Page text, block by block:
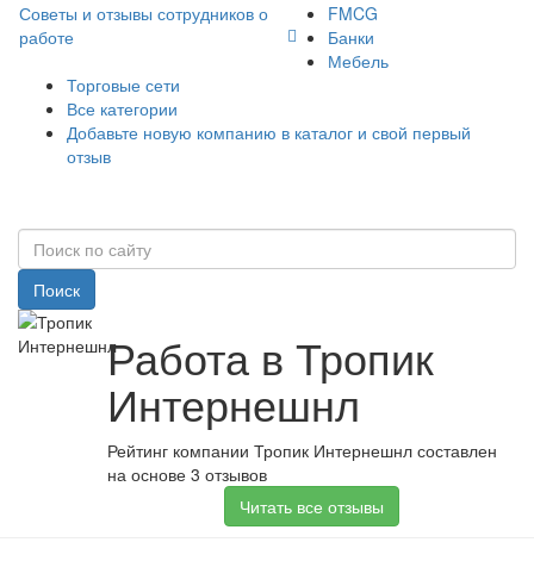
Советы и отзывы сотрудников о
работе
FMCG
Банки
Мебель
Торговые сети
Все категории
Добавьте новую компанию в каталог и свой первый
отзыв
Поиск
Работа в Тропик
Интернешнл
Рейтинг компании Тропик Интернешнл составлен
на основе 3 отзывов
Читать все отзывы